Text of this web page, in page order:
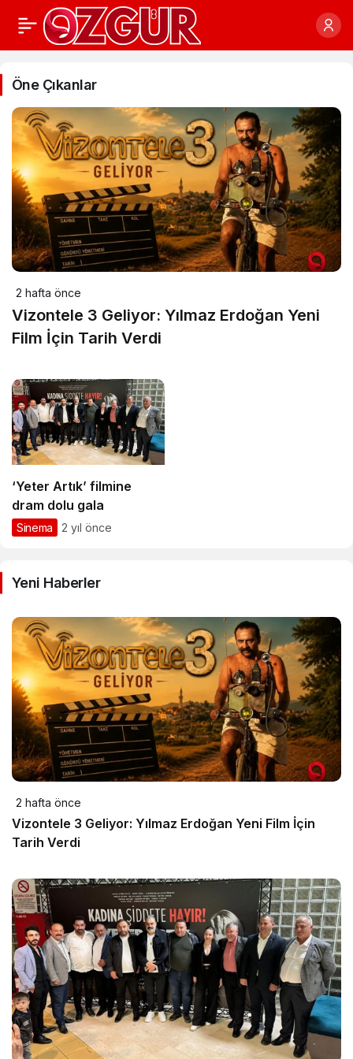
Öne Çıkanlar
2 hafta önce
Vizontele 3 Geliyor: Yılmaz Erdoğan Yeni
Film İçin Tarih Verdi
‘Yeter Artık’ filmine
dram dolu gala
Sinema 2 yıl önce
Yeni Haberler
2 hafta önce
Vizontele 3 Geliyor: Yılmaz Erdoğan Yeni Film İçin
Tarih Verdi